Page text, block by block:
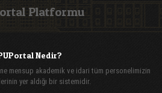
Platformu
Nedir?
mensup akademik ve idari tüm personelimizin
yer aldığı bir sistemidir.